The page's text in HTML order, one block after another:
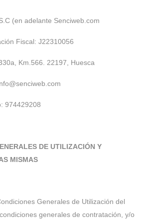
(en adelante Senciweb.com
Fiscal: J22310056
Km.566. 22197, Huesca
974429208
DE UTILIZACIÓN Y
MISMAS
Generales de Utilización del
generales de contratación, y/o